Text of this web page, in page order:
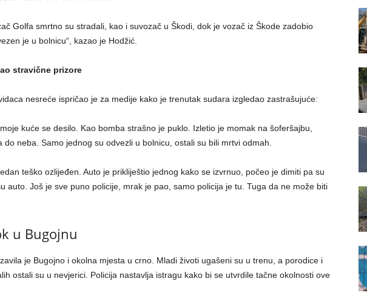
Golfa smrtno su stradali, kao i suvozač u Škodi, dok je vozač iz Škode zadobio
je u bolnicu“, kazao je Hodžić.
stravične prizore
nesreće ispričao je za medije kako je trenutak sudara izgledao zastrašujuće:
moje kuće se desilo. Kao bomba strašno je puklo. Izletio je momak na šoferšajbu,
neba. Samo jednog su odvezli u bolnicu, ostali su bili mrtvi odmah.
teško ozlijeđen. Auto je prikliještio jednog kako se izvrnuo, počeo je dimiti pa su
auto. Još je sve puno policije, mrak je pao, samo policija je tu. Tuga da ne može biti
u Bugojnu
je Bugojno i okolna mjesta u crno. Mladi životi ugašeni su u trenu, a porodice i
ostali su u nevjerici. Policija nastavlja istragu kako bi se utvrdile tačne okolnosti ove